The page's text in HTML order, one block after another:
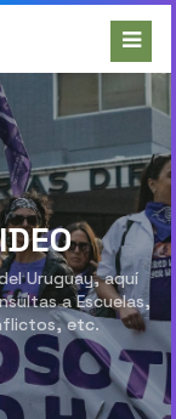
Uruguay, aquí
a Escuelas,
etc.